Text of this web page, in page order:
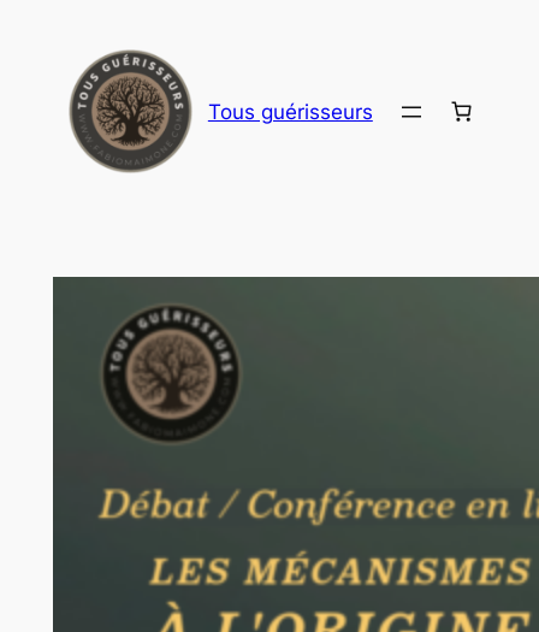
contenu
Tous guérisseurs